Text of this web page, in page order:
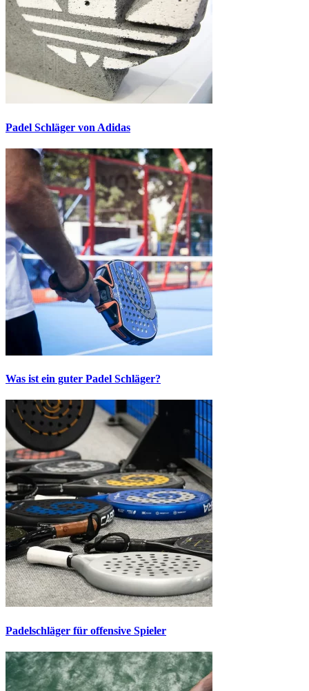
Padel Schläger von Adidas
Was ist ein guter Padel Schläger?
Padelschläger für offensive Spieler